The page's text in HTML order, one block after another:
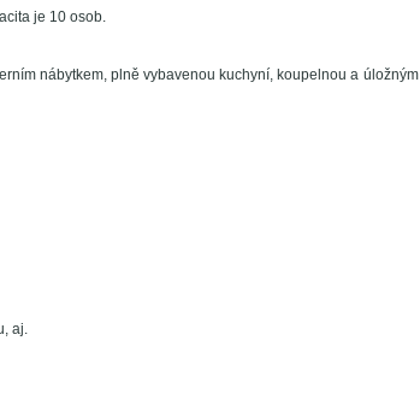
je 10 osob.
nábytkem, plně vybavenou kuchyní, koupelnou a úložným
aj.